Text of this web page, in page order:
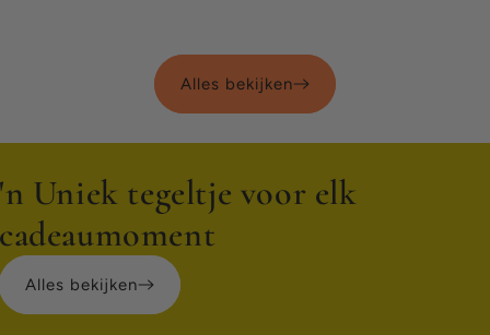
Alles bekijken
'n Uniek tegeltje voor elk
cadeaumoment
Alles bekijken